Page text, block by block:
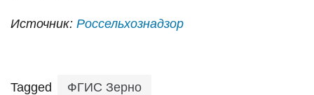
Источник: Россельхознадзор
Tagged ФГИС Зерно